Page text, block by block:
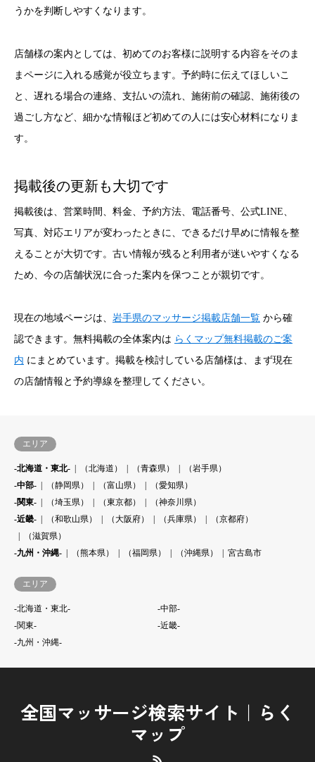
うかを判断しやすくなります。
店舗様の案内としては、初めてのお客様に説明する内容をそのま
まページに入れる感覚が役立ちます。予約時に伝えてほしいこ
と、遅れる場合の連絡、支払いの流れ、施術前の確認、施術後の
過ごし方など、細かな情報ほど初めての人には安心材料になりま
す。
掲載後の更新も大切です
掲載後は、営業時間、料金、予約方法、電話番号、公式LINE、
写真、対応エリアが変わったときに、できるだけ早めに情報を整
えることが大切です。古い情報が残ると利用者が迷いやすくなる
ため、今の店舗状況に合った案内を保つことが親切です。
現在の地域ページは、 岩手県のマッサージ掲載店舗一覧 から確
認できます。無料掲載の全体案内は らくマップ無料掲載のご案
内 にまとめています。掲載を検討している店舗様は、まず現在
の店舗情報と予約導線を整理してください。
エリア
-北海道・東北- （北海道） （青森県）
（岩手県）
-中部-
（静岡県） （富山県）
（愛知県）
-関東-
（埼玉県） （東京都）
（神奈川県）
-近畿-
（和歌山県） （大阪府） （兵庫県）
（京都府）
（滋賀県）
-九州・沖縄-
（熊本県） （福岡県） （沖縄県） 宮古島市
エリア
-北海道・東北-
-中部-
-関東-
-近畿-
-九州・沖縄-
全国マッサージ検索サイト｜らく
マップ